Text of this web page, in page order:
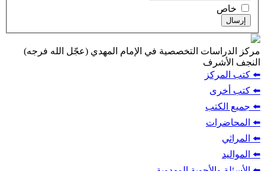
التخصصية في الإمام المهدي (عجّل الله فرجه)